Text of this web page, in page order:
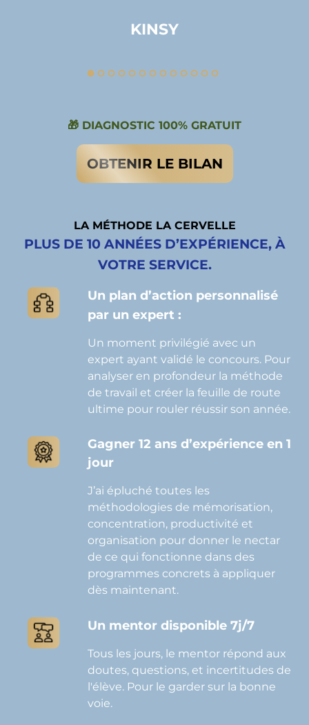
KINSY
🎁 DIAGNOSTIC 100% GRATUIT
OBTENIR LE BILAN
LA MÉTHODE LA CERVELLE
PLUS DE 10 ANNÉES D’EXPÉRIENCE, À
VOTRE SERVICE.
Un plan d’action personnalisé
par un expert :
Un moment privilégié avec un
expert ayant validé le concours. Pour
analyser en profondeur la méthode
de travail et créer la feuille de route
ultime pour rouler réussir son année.
Gagner 12 ans d’expérience en 1
jour
J’ai épluché toutes les
méthodologies de mémorisation,
concentration, productivité et
organisation pour donner le nectar
de ce qui fonctionne dans des
programmes concrets à appliquer
dès maintenant.
Un mentor disponible 7j/7
Tous les jours, le mentor répond aux
doutes, questions, et incertitudes de
l'élève. Pour le garder sur la bonne
voie.